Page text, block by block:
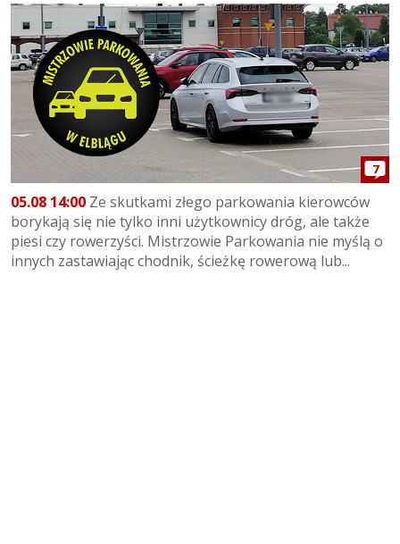
7
05.08 14:00 Ze skutkami złego parkowania kierowców
borykają się nie tylko inni użytkownicy dróg, ale także
piesi czy rowerzyści. Mistrzowie Parkowania nie myślą o
innych zastawiając chodnik, ścieżkę rowerową lub...